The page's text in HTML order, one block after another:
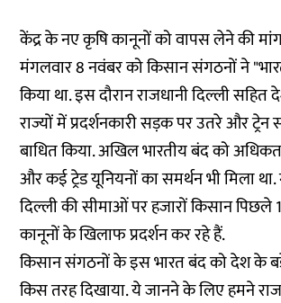
केंद्र के नए कृषि कानूनों को वापस लेने की
मंगलवार 8 नवंबर को किसान संगठनों ने
किया था. इस दौरान राजधानी दिल्ली
राज्यों में प्रदर्शनकारी सड़क पर उतरे और
बाधित किया. अखिल भारतीय बंद को
और कई ट्रेड यूनियनों का समर्थन भी मिला
दिल्ली की सीमाओं पर हजारों किसान पिछले
कानूनों के खिलाफ प्रदर्शन कर रहे हैं.
किसान संगठनों के इस भारत बंद को देश के
किस तरह दिखाया. ये जानने के लिए हमने